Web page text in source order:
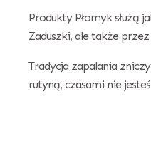
Produkty Płomyk służą
Zaduszki, ale także
Tradycja zapalania
rutyną, czasami nie